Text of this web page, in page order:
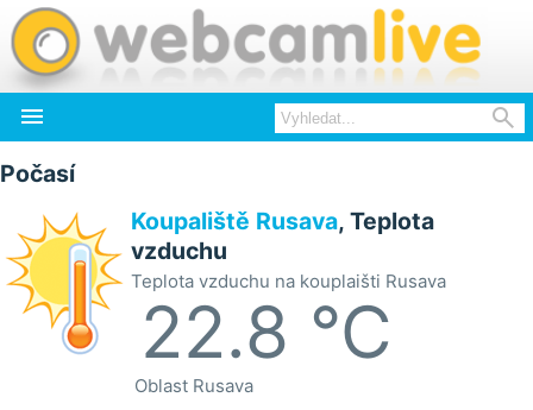
 
Počasí
Koupaliště Rusava, Teplota
vzduchu
Teplota vzduchu na kouplaišti Rusava
22.8 °C
Oblast Rusava